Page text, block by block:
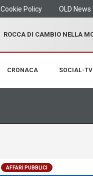
Cookie Policy OLD News
ROCCA DI CAMBIO NELLA
CRONACA SOCIAL-TV
AFFARI PUBBLICI